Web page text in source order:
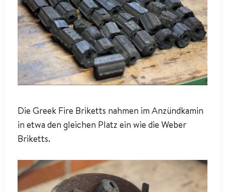
Die Greek Fire Briketts nahmen im Anzündkamin
in etwa den gleichen Platz ein wie die Weber
Briketts.